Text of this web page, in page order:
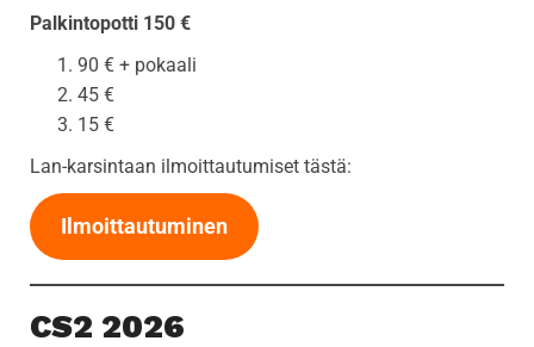
Palkintopotti 150 €
90 € + pokaali
45 €
15 €
Lan-karsintaan ilmoittautumiset tästä:
Ilmoittautuminen
CS2 2026